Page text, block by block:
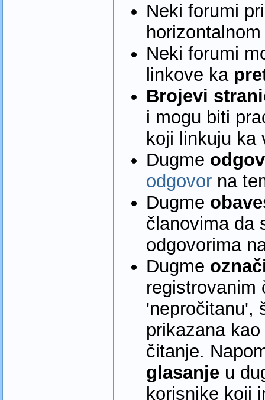
Neki forumi
Neki forumi
linkove ka
Brojevi
i mogu biti
koji linkuju ka
Dugme
odgovorna
Dugme
članovima da
odgovorima
Dugme
registrovanim
'nepročitanu',
prikazana
čitanje.
glasanjeu
korisnike koji